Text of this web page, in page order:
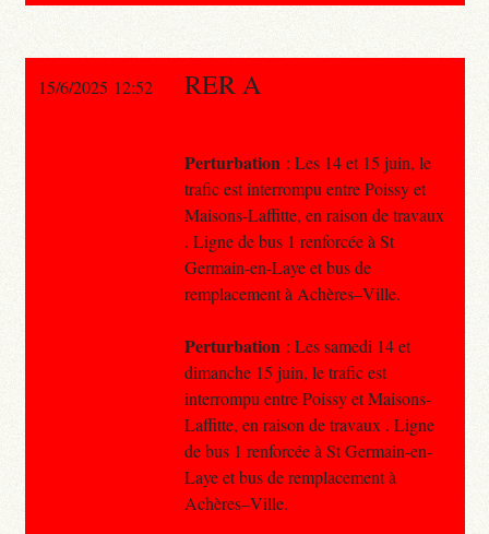
15/6/2025 12:52 RER A
Perturbation : Les 14 et 15 juin, le
trafic est interrompu entre Poissy et
Maisons-Laffitte, en raison de travaux
. Ligne de bus 1 renforcée à St
Germain-en-Laye et bus de
remplacement à Achères–Ville.
Perturbation : Les samedi 14 et
dimanche 15 juin, le trafic est
interrompu entre Poissy et Maisons-
Laffitte, en raison de travaux . Ligne
de bus 1 renforcée à St Germain-en-
Laye et bus de remplacement à
Achères–Ville.